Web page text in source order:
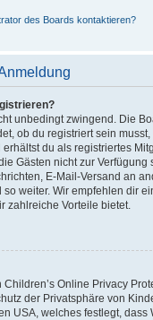
des Boards kontaktieren?
unbedingt zwingend. Die
ob du registriert sein
du als registriertes
Gästen nicht zur Verfügung
E-Mail-Versand an
weiter. Wir empfehlen dir
zahlreiche Vorteile bietet.
Online Privacy
der Privatsphäre von
USA, welches festlegt, dass